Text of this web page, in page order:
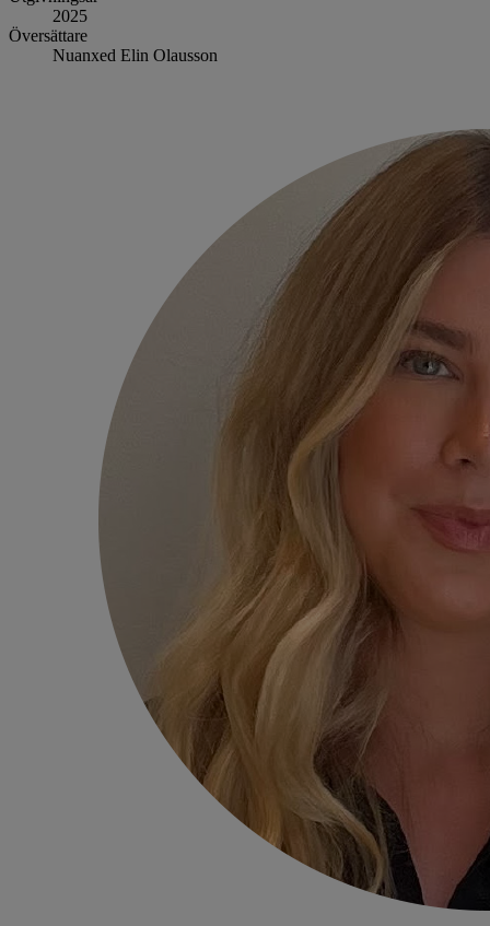
2025
Översättare
Nuanxed Elin Olausson